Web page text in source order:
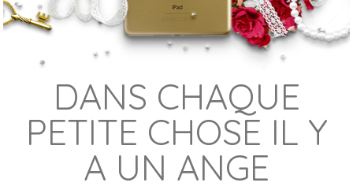
DANS CHAQUE
PETITE CHOSE IL Y
A UN ANGE